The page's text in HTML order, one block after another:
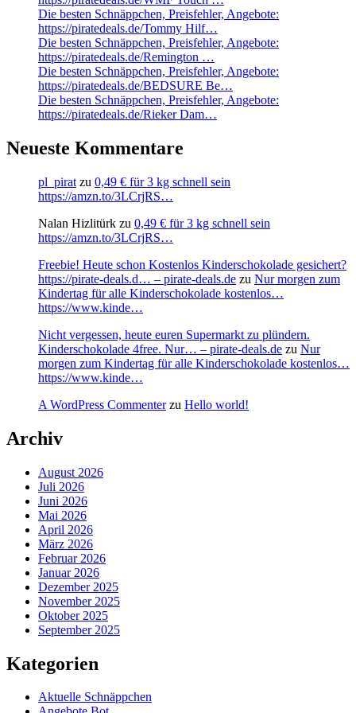
Die besten Schnäppchen, Preisfehler, Angebote:
https://piratedeals.de/Tommy Hilf…
Die besten Schnäppchen, Preisfehler, Angebote:
https://piratedeals.de/Remington …
Die besten Schnäppchen, Preisfehler, Angebote:
https://piratedeals.de/BEDSURE Be…
Die besten Schnäppchen, Preisfehler, Angebote:
https://piratedeals.de/Rieker Dam…
Neueste Kommentare
pl_pirat zu 0,49 € für 3 kg schnell sein
https://amzn.to/3LCrjRS…
Nalan Hizlitürk zu 0,49 € für 3 kg schnell sein
https://amzn.to/3LCrjRS…
Freebie! Heute schon Kostenlos Kinderschokolade gesichert?
https://pirate-deals.d… – pirate-deals.de zu Nur morgen zum
Kindertag für alle Kinderschokolade kostenlos…
https://www.kinde…
Nicht vergessen, heute euren Supermarkt zu plündern.
Kinderschokolade 4free. Nur… – pirate-deals.de zu Nur
morgen zum Kindertag für alle Kinderschokolade kostenlos…
https://www.kinde…
A WordPress Commenterzu Hello world!
Archiv
August 2026
Juli 2026
Juni 2026
Mai 2026
April 2026
März 2026
Februar 2026
Januar 2026
Dezember 2025
November 2025
Oktober 2025
September 2025
Kategorien
Aktuelle Schnäppchen